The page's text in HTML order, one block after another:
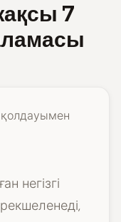
7
негізгі